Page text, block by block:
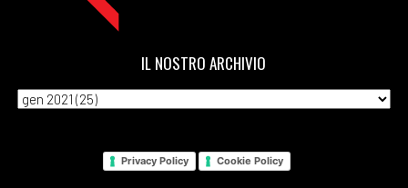
IL NOSTRO ARCHIVIO
Privacy Policy Cookie Policy